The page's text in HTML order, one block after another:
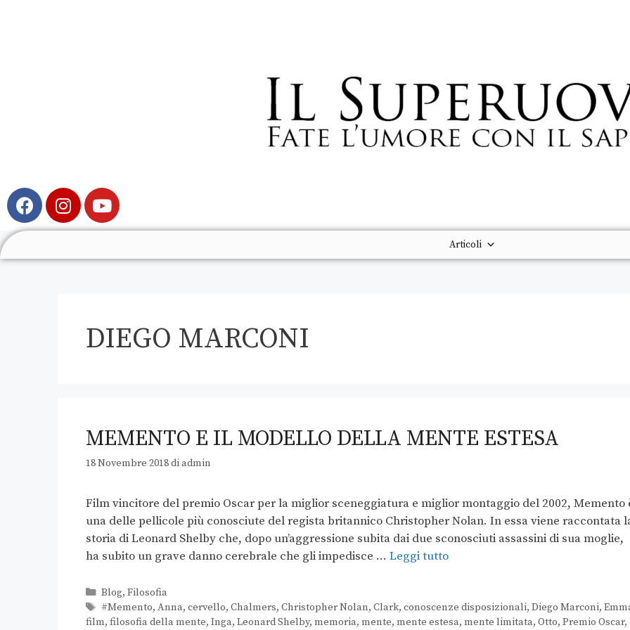
Articoli
DIEGO MARCONI
MEMENTO E IL MODELLO DELLA MENTE ESTESA
18 Novembre 2018diadmin
Film vincitore del premio Oscar per la miglior sceneggiatura e miglior montaggio del 2002, Memento
una delle pellicole più conosciute del regista britannico Christopher Nolan. In essa viene raccontata
storia di Leonard Shelby che, dopo un’aggressione subita dai due sconosciuti assassini di sua moglie,
ha subito un grave danno cerebrale che gli impedisce … Leggi tutto
Blog, Filosofia
#Memento, Anna, cervello, Chalmers, Christopher Nolan, Clark, conoscenze disposizionali, Diego Marconi,
film, filosofia della mente, Inga, Leonard Shelby, memoria, mente, mente estesa, mente limitata, Otto, Premio Oscar,